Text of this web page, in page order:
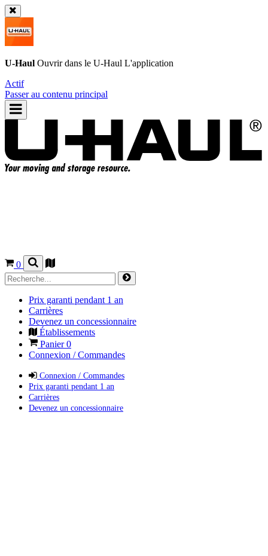
U-Haul Ouvrir dans le U-Haul L'application
Actif
Passer au contenu principal
0
Prix garanti pendant 1 an
Carrières
Devenez un concessionnaire
Établissements
Panier0
Connexion / Commandes
Connexion / Commandes
Prix garanti pendant 1 an
Carrières
Devenez un concessionnaire